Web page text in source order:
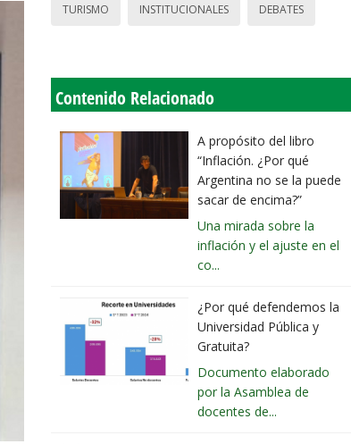
TURISMO INSTITUCIONALES DEBATES
Contenido Relacionado
A propósito del libro
“Inflación. ¿Por qué
Argentina no se la puede
sacar de encima?”
Una mirada sobre la
inflación y el ajuste en el
co...
¿Por qué defendemos la
Universidad Pública y
Gratuita?
Documento elaborado
por la Asamblea de
docentes de...